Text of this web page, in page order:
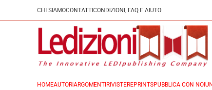
CHI SIAMOCONTATTI CONDIZIONI, FAQ E AIUTO
HOMEAUTORI ARGOMENTI RIVISTEREPRINTSPUBBLICA CON NOI